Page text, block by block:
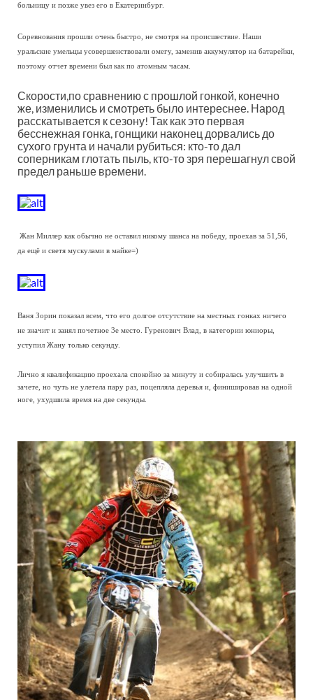
больницу и позже увез его в Екатеринбург.
Соревнования прошли очень быстро, не смотря на происшествие. Наши
уральские умельцы усовершенствовали омегу, заменив аккумулятор на батарейки,
поэтому отчет времени был как по атомным часам.
Скорости,по сравнению с прошлой гонкой, конечно
же, изменились и смотреть было интереснее. Народ
расскатывается к сезону! Так как это первая
бесснежная гонка, гонщики наконец дорвались до
сухого грунта и начали рубиться: кто-то дал
соперникам глотать пыль, кто-то зря перешагнул свой
предел раньше времени.
Жан Миллер как обычно не оставил никому шанса на победу, проехав за 51,56,
да ещё и светя мускулами в майке=)
Ваня Зорин показал всем, что его долгое отсутствие на местных гонках ничего
не значит и занял почетное 3е место. Гуренович Влад, в категории юниоры,
уступил Жану только секунду.
Лично я квалификацию проехала спокойно за минуту и собиралась улучшить в
зачете, но чуть не улетела пару раз, поцепляла деревья и, финишировав на одной
ноге, ухудшила время на две секунды.